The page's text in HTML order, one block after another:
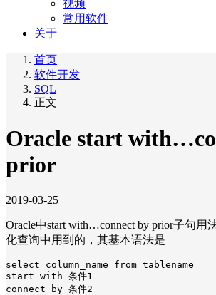
视频
常用软件
关于
首页
软件开发
SQL
正文
Oracle start
prior
2019-03-25
Oracle中start with…connect by prior子句用
化查询中用到的，其基本语法是
select column_name from tablename
start with 条件1
connect by 条件2